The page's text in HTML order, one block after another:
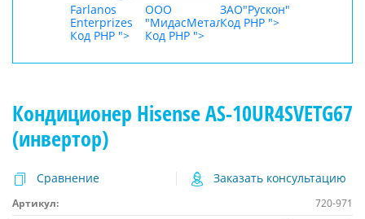
Farlanos
Enterprizes
Код PHP ">
ООО
"МидасМеталлАрт"
Код PHP ">
ЗАО"Рускон"
Код PHP ">
Кондиционер Hisense AS-10UR4SVETG67
(инвертор)
Сравнение Заказать консультацию
Артикул:
720-971